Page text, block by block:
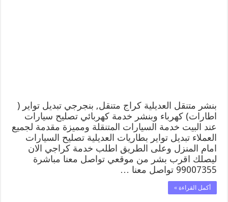
بنشر متنقل العديلية كراج متنقل, بنجرجي تبديل تواير (
اطارات) كهرباء وبنشر خدمة كهربائي تصليح سيارات
عند البيت خدمة السيارات المتنقلة ومميزة مقدمة لجميع
العملاء تبديل تواير بطاريات العديلية تصليح السيارات
امام المنزل وعلى الطريق اطلب خدمة كراجي الان
ليصلك اقرب بشر من موقعي تواصل معنا مباشرة
99007355 تواصل معنا …
أكمل القراءة »